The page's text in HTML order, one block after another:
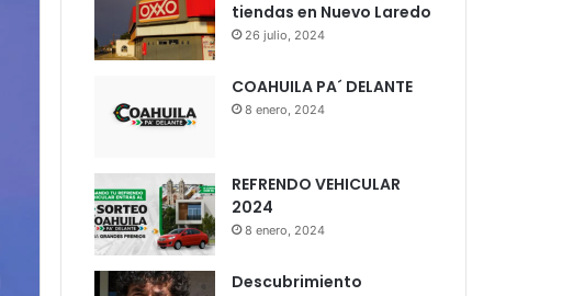
tiendas en Nuevo Laredo
26 julio, 2024
COAHUILA PA´ DELANTE
8 enero, 2024
REFRENDO VEHICULAR
2024
8 enero, 2024
Descubrimiento